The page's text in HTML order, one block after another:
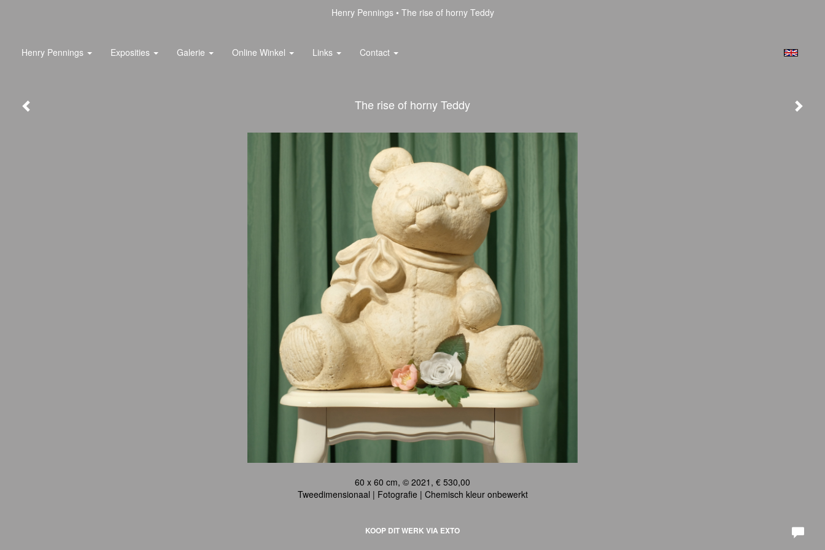
Henry Pennings The rise of horny Teddy
Henry Pennings Exposities Galerie Online Winkel Links Contact
The rise of horny Teddy
60 x 60 cm, © 2021, € 530,00
Tweedimensionaal | Fotografie | Chemisch kleur onbewerkt
KOOP DIT WERK VIA EXTO